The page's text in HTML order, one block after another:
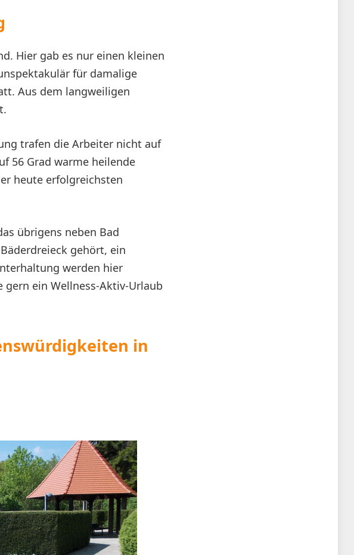
Hier gab es nur einen kleinen
für damalige
Aus dem langweiligen
trafen die Arbeiter nicht auf
56 Grad warme heilende
heute erfolgreichsten
übrigens neben Bad
gehört, ein
werden hier
gern ein Wellness-Aktiv-Urlaub
in